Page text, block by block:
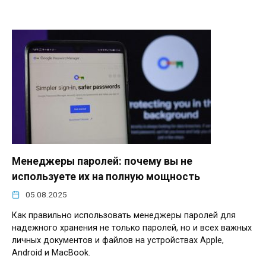
Менеджеры паролей: почему вы не
используете их на полную мощность
05.08.2025
Как правильно использовать менеджеры паролей для
надежного хранения не только паролей, но и всех важных
личных документов и файлов на устройствах Apple,
Android и MacBook.